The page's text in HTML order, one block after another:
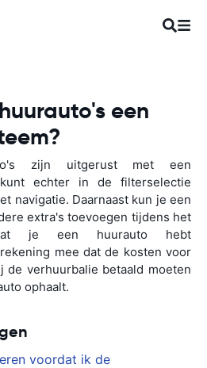
een
zijn uitgerust met een
echter in de filterselectie
navigatie. Daarnaast kun je een
extra's toevoegen tijdens het
je een huurauto hebt
mee dat de kosten voor
de verhuurbalie betaald moeten
ophaalt.
voordat ik de